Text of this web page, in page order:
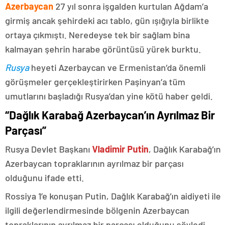
Azerbaycan 27 yıl sonra işgalden kurtulan Ağdam’a
girmiş ancak şehirdeki acı tablo, gün ışığıyla birlikte
ortaya çıkmıştı. Neredeyse tek bir sağlam bina
kalmayan şehrin harabe görüntüsü yürek burktu.
Rusyaheyeti Azerbaycan ve Ermenistan’da önemli
görüşmeler gerçekleştirirken Paşinyan’a tüm
umutlarını başladığı Rusya’dan yine kötü haber geldi.
“Dağlık Karabağ Azerbaycan’ın Ayrılmaz Bir
Parçası”
Rusya Devlet Başkanı Vladimir Putin, Dağlık Karabağ’ın
Azerbaycan topraklarının ayrılmaz bir parçası
olduğunu ifade etti.
Rossiya 1’e konuşan Putin, Dağlık Karabağ’ın aidiyeti ile
ilgili değerlendirmesinde bölgenin Azerbaycan